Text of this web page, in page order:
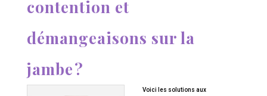
contention et
démangeaisons sur la
jambe ?
Voici les solutions aux